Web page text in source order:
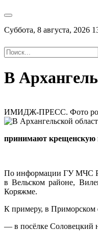
Суббота, 8 августа, 2026
В
ИМИДЖ-ПРЕСС. Фото
принимают крещенскую
По информации ГУ МЧС
в Вельском районе,
Коряжме.
К примеру, в Приморском
— в посёлке Соловецкий